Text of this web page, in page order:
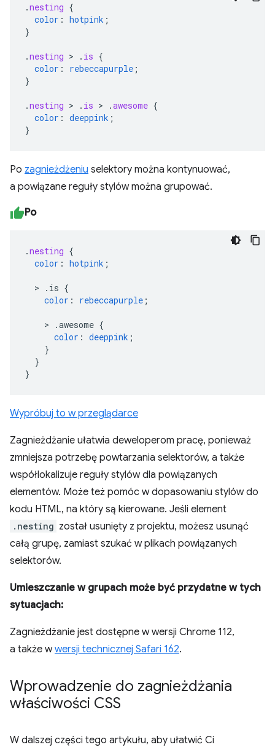
.nesting {
color : hotpink ;
}
.nesting > . is {
color : rebeccapurple ;
}
.nesting > . is > .awesome {
color : deeppink ;
}
Po zagnieżdżeniu selektory można kontynuować,
a powiązane reguły stylów można grupować.
Po
.nesting {
color : hotpink ;
> .is {
color : rebeccapurple ;
> .awesome {
color : deeppink ;
}
}
}
Wypróbuj to w przeglądarce
Zagnieżdżanie ułatwia deweloperom pracę, ponieważ
zmniejsza potrzebę powtarzania selektorów, a także
współlokalizuje reguły stylów dla powiązanych
elementów. Może też pomóc w dopasowaniu stylów do
kodu HTML, na który są kierowane. Jeśli element
.nesting został usunięty z projektu, możesz usunąć
całą grupę, zamiast szukać w plikach powiązanych
selektorów.
Umieszczanie w grupach może być przydatne w tych
sytuacjach:
Zagnieżdżanie jest dostępne w wersji Chrome 112,
a także wwersji technicznej Safari 162.
Wprowadzenie do zagnieżdżania
właściwości CSS
W dalszej części tego artykułu, aby ułatwić Ci